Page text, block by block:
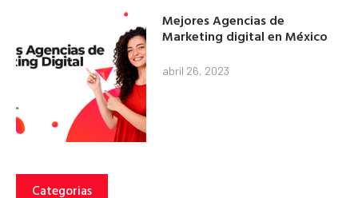
Mejores Agencias de
Marketing digital en México
abril 26, 2023
Categorias